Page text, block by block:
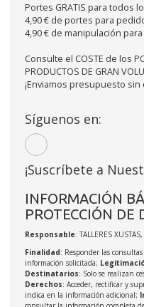
Portes GRATIS para todos
4,90 € de portes para
4,90 € de manipulación
Consulte el COSTE de los
PRODUCTOS DE GRAN
¡Enviamos presupuesto sin
Síguenos en:
¡Suscríbete a
INFORMACIÓN
PROTECCIÓN DE
Responsable: TALLERES XUSTAS,
Finalidad: Responder las
información solicitada;
Destinatarios: Solo se realizan
Derechos: Acceder, rectificar y
indica en la información adicional;